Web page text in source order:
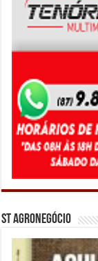
ST Agronegócio